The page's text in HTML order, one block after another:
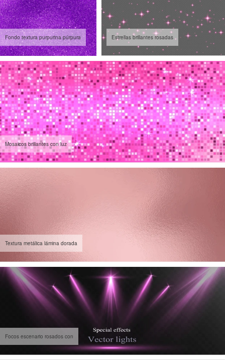
Fondo textura purpurina púrpura Estrellas brillantes rosadas
Mosaicos brillantes con luz
Textura metálica lámina dorada
Focos escenario rosados con